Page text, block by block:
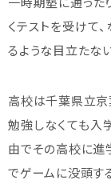
くテストを受けて
るような目立たな
高校は千葉県立京
勉強しなくても入
由でその高校に進
でゲームに没頭す